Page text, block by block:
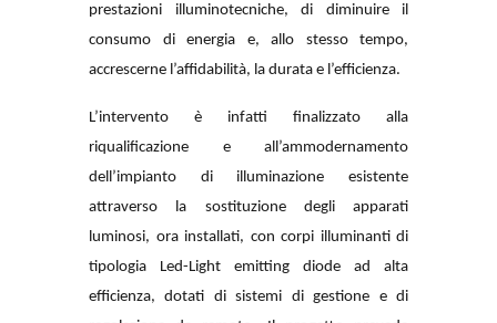
prestazioni illuminotecniche, di diminuire il
consumo di energia e, allo stesso tempo,
accrescerne l’affidabilità, la durata e l’efficienza.
L’intervento è infatti finalizzato alla
riqualificazione e all’ammodernamento
dell’impianto di illuminazione esistente
attraverso la sostituzione degli apparati
luminosi, ora installati, con corpi illuminanti di
tipologia Led-Light emitting diode ad alta
efficienza, dotati di sistemi di gestione e di